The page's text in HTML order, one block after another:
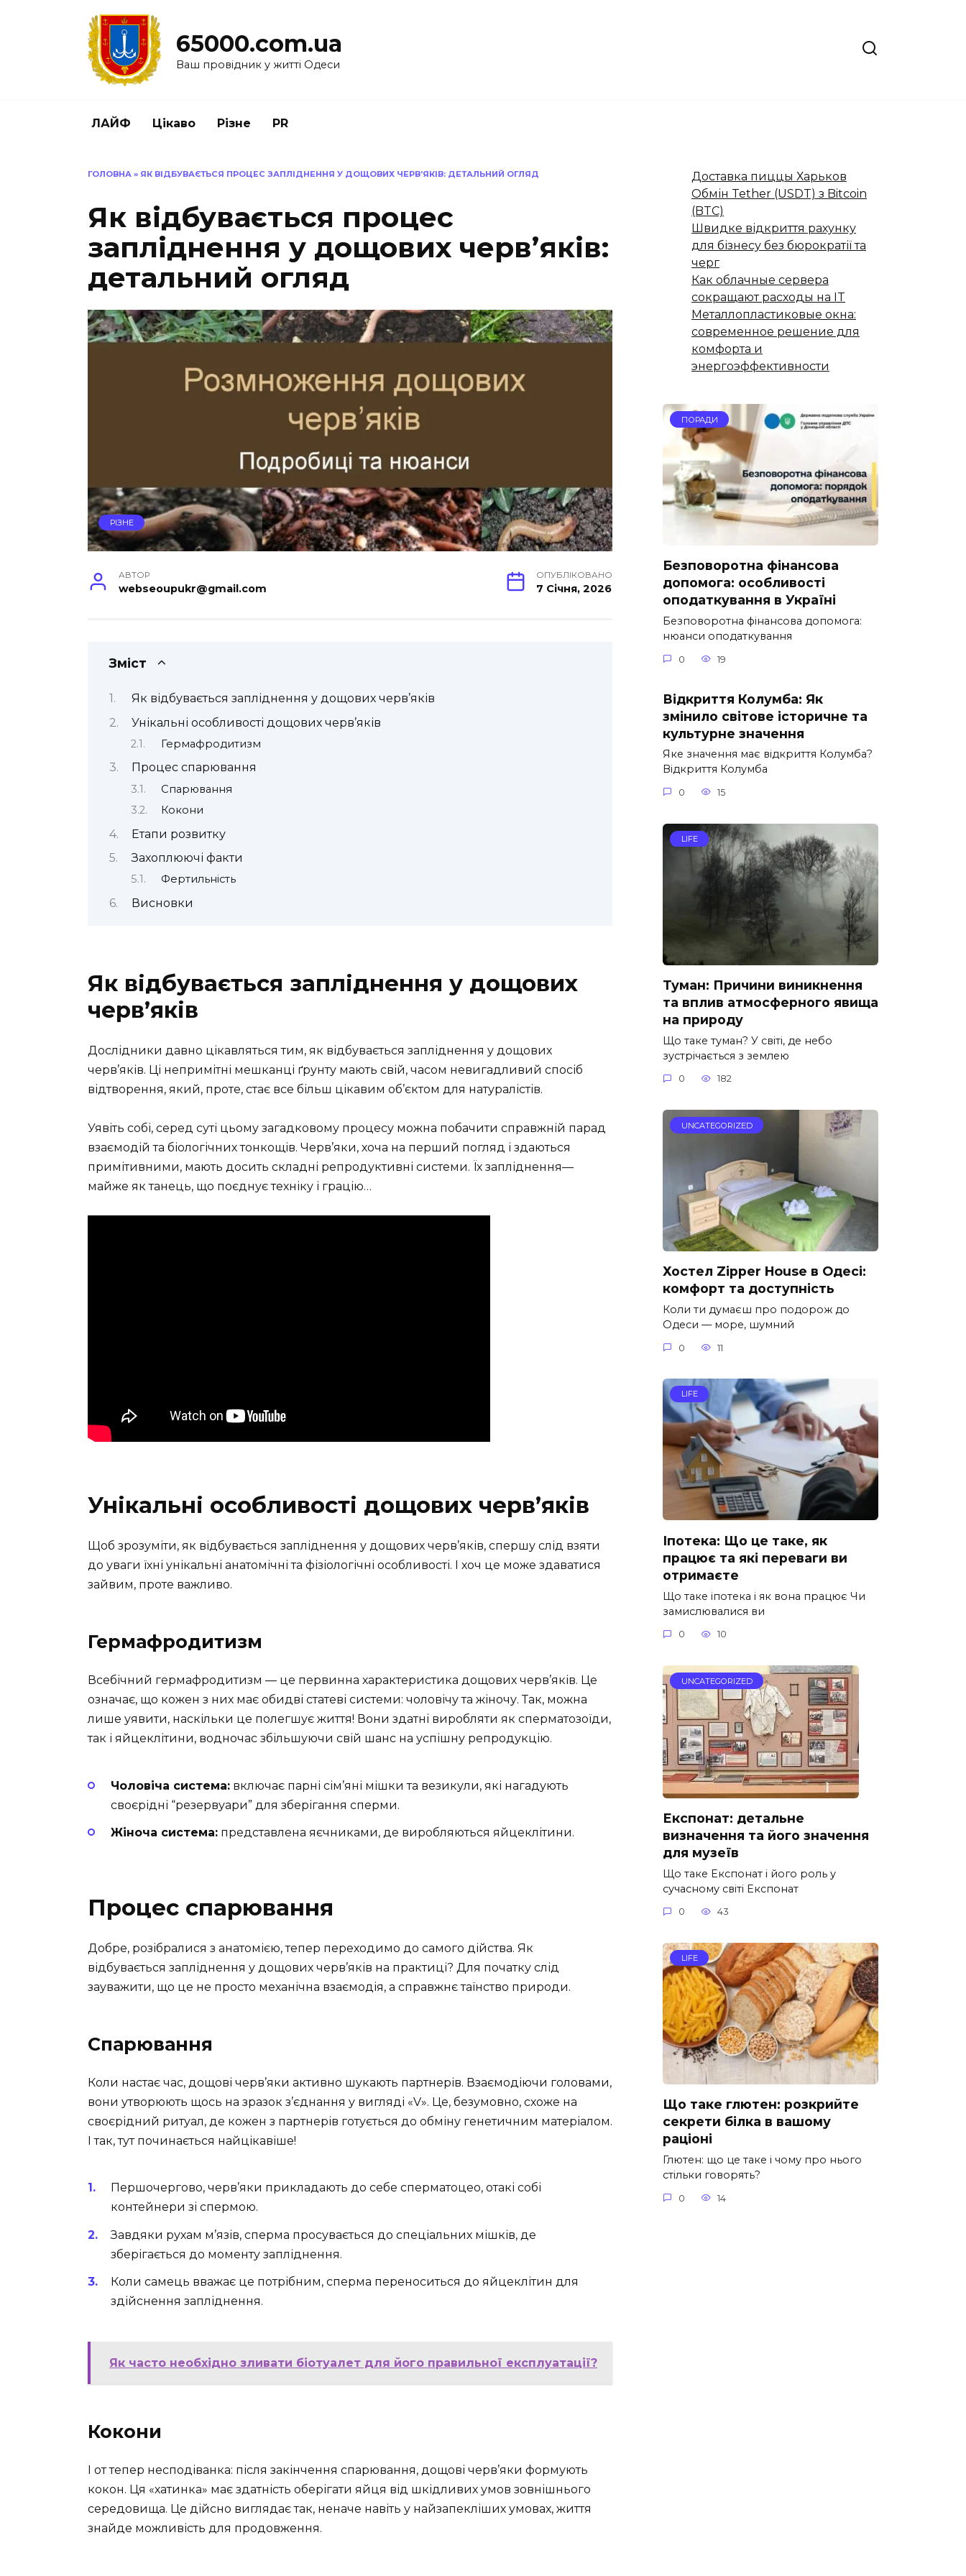
65000.com.ua
Ваш провідник у житті Одеси
ЛАЙФ Цікаво Різне PR
ГОЛОВНА » ЯК ВІДБУВАЄТЬСЯ ПРОЦЕС ЗАПЛІДНЕННЯ У ДОЩОВИХ ЧЕРВ’ЯКІВ: ДЕТАЛЬНИЙ ОГЛЯД
Як відбувається процес
запліднення у дощових черв’яків:
детальний огляд
РІЗНЕ
АВТОР
webseoupukr@gmail.com
ОПУБЛІКОВАНО
7 Січня, 2026
Зміст
Як відбувається запліднення у дощових черв’яків
Унікальні особливості дощових черв’яків
Гермафродитизм
Процес спарювання
Спарювання
Кокони
Етапи розвитку
Захоплюючі факти
Фертильність
Висновки
Як відбувається запліднення у дощових
черв’яків
Дослідники давно цікавляться тим, як відбувається запліднення у дощових
черв’яків. Ці непримітні мешканці ґрунту мають свій, часом невигадливий спосіб
відтворення, який, проте, стає все більш цікавим об’єктом для натуралістів.
Уявіть собі, серед суті цьому загадковому процесу можна побачити справжній парад
взаємодій та біологічних тонкощів. Черв’яки, хоча на перший погляд і здаються
примітивними, мають досить складні репродуктивні системи. Їх запліднення—
майже як танець, що поєднує техніку і грацію…
Унікальні особливості дощових черв’яків
Щоб зрозуміти, як відбувається запліднення у дощових черв’яків, спершу слід взяти
до уваги їхні унікальні анатомічні та фізіологічні особливості. І хоч це може здаватися
зайвим, проте важливо.
Гермафродитизм
Всебічний гермафродитизм — це первинна характеристика дощових черв’яків. Це
означає, що кожен з них має обидві статеві системи: чоловічу та жіночу. Так, можна
лише уявити, наскільки це полегшує життя! Вони здатні виробляти як сперматозоїди,
так і яйцеклітини, водночас збільшуючи свій шанс на успішну репродукцію.
Чоловіча система: включає парні сім’яні мішки та везикули, які нагадують
своєрідні “резервуари” для зберігання сперми.
Жіноча система: представлена яєчниками, де виробляються яйцеклітини.
Процес спарювання
Добре, розібралися з анатомією, тепер переходимо до самого дійства. Як
відбувається запліднення у дощових черв’яків на практиці? Для початку слід
зауважити, що це не просто механічна взаємодія, а справжнє таїнство природи.
Спарювання
Коли настає час, дощові черв’яки активно шукають партнерів. Взаємодіючи головами,
вони утворюють щось на зразок з’єднання у вигляді «V». Це, безумовно, схоже на
своєрідний ритуал, де кожен з партнерів готується до обміну генетичним матеріалом.
І так, тут починається найцікавіше!
Першочергово, черв’яки прикладають до себе сперматоцео, отакі собі
контейнери зі спермою.
Завдяки рухам м’язів, сперма просувається до спеціальних мішків, де
зберігається до моменту запліднення.
Коли самець вважає це потрібним, сперма переноситься до яйцеклітин для
здійснення запліднення.
Як часто необхідно зливати біотуалет для його правильної експлуатації?
Кокони
І от тепер несподіванка: після закінчення спарювання, дощові черв’яки формують
кокон. Ця «хатинка» має здатність оберігати яйця від шкідливих умов зовнішнього
середовища. Це дійсно виглядає так, неначе навіть у найзапекліших умовах, життя
знайде можливість для продовження.
Доставка пиццы Харьков
Обмін Tether (USDT) з Bitcoin
(BTC)
Швидке відкриття рахунку
для бізнесу без бюрократії та
черг
Как облачные сервера
сокращают расходы на IT
Металлопластиковые окна:
современное решение для
комфорта и
энергоэффективности
ПОРАДИ
Безповоротна фінансова
допомога: особливості
оподаткування в Україні
Безповоротна фінансова допомога:
нюанси оподаткування
0 19
Відкриття Колумба: Як
змінило світове історичне та
культурне значення
Яке значення має відкриття Колумба?
Відкриття Колумба
0 15
LIFE
Туман: Причини виникнення
та вплив атмосферного явища
на природу
Що таке туман? У світі, де небо
зустрічається з землею
0 182
UNCATEGORIZED
Хостел Zipper House в Одесі:
комфорт та доступність
Коли ти думаєш про подорож до
Одеси — море, шумний
0 11
LIFE
Іпотека: Що це таке, як
працює та які переваги ви
отримаєте
Що таке іпотека і як вона працює Чи
замислювалися ви
0 10
UNCATEGORIZED
Експонат: детальне
визначення та його значення
для музеїв
Що таке Експонат і його роль у
сучасному світі Експонат
0 43
LIFE
Що таке глютен: розкрийте
секрети білка в вашому
раціоні
Глютен: що це таке і чому про нього
стільки говорять?
0 14